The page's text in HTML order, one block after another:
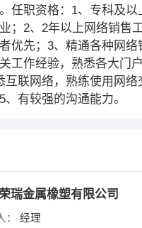
任职资格：1、专科及以
；2、2年以上网络销售
优先；3、精通各种网络
工作经验，熟悉各大门
互联网络，熟练使用网络
、有较强的沟通能力。
瑞金属橡塑有限公司
： 经理